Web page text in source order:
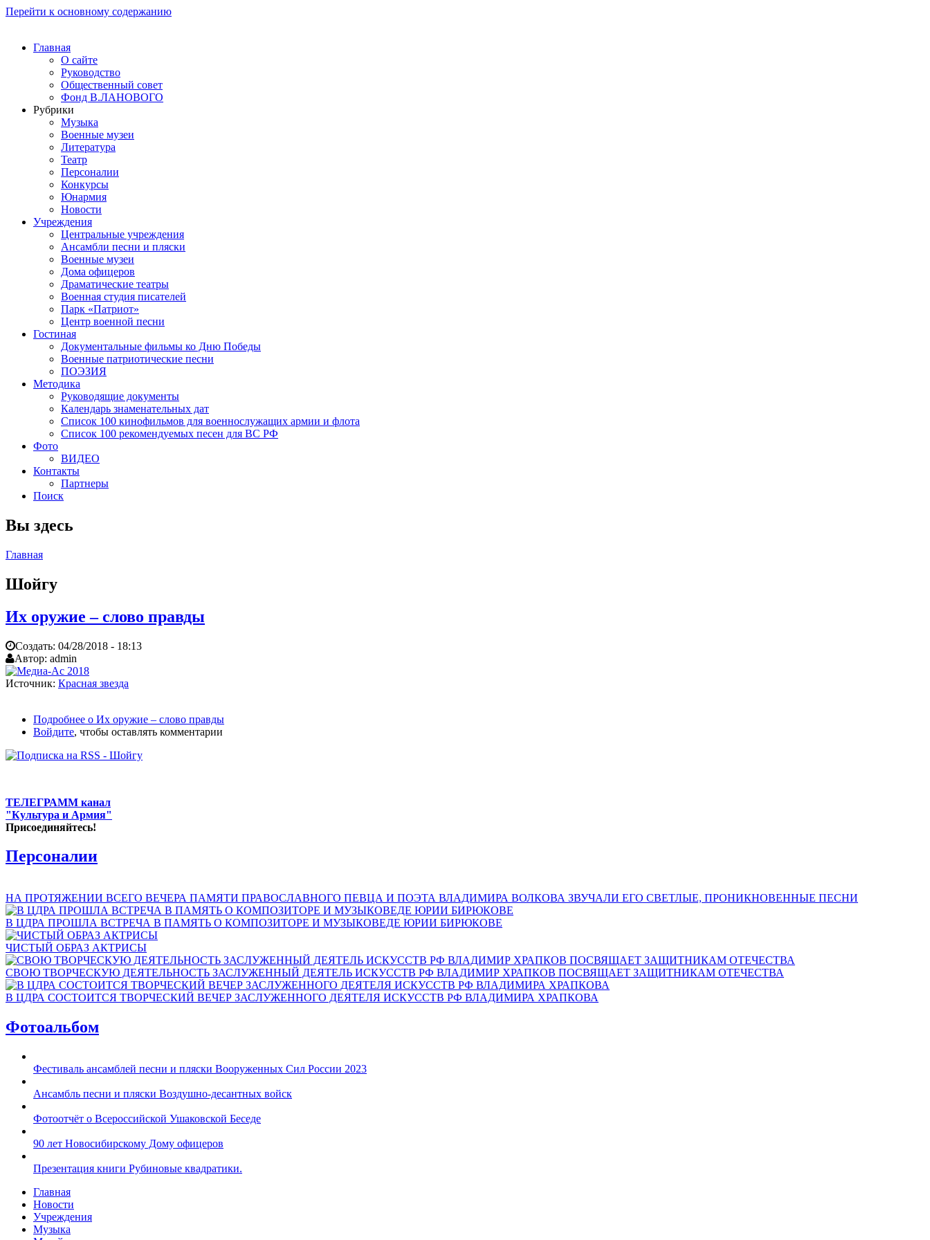
Перейти к основному содержанию
Главная
О сайте
Руководство
Общественный совет
Фонд В.ЛАНОВОГО
Рубрики
Музыка
Военные музеи
Литература
Театр
Персоналии
Конкурсы
Юнармия
Новости
Учреждения
Центральные учреждения
Ансамбли песни и пляски
Военные музеи
Дома офицеров
Драматические театры
Военная студия писателей
Парк «Патриот»
Центр военной песни
Гостиная
Документальные фильмы ко Дню Победы
Военные патриотические песни
ПОЭЗИЯ
Методика
Руководящие документы
Календарь знаменательных дат
Список 100 кинофильмов для военнослужащих армии и флота
Список 100 рекомендуемых песен для ВС РФ
Фото
ВИДЕО
Контакты
Партнеры
Поиск
Вы здесь
Главная
Шойгу
Их оружие – слово правды
Создать: 04/28/2018 - 18:13
Автор: admin
Источник: Красная звезда
Подробнее о Их оружие – слово правды
Войдите, чтобы оставлять комментарии
ТЕЛЕГРАММ канал
"Культура и Армия"
Присоединяйтесь!
Персоналии
НА ПРОТЯЖЕНИИ ВСЕГО ВЕЧЕРА ПАМЯТИ ПРАВОСЛАВНОГО ПЕВЦА И ПОЭТА ВЛАДИМИРА ВОЛКОВА ЗВУЧАЛИ ЕГО СВЕТЛЫЕ, ПРОНИКНОВЕННЫЕ ПЕСНИ
В ЦДРА ПРОШЛА ВСТРЕЧА В ПАМЯТЬ О КОМПОЗИТОРЕ И МУЗЫКОВЕДЕ ЮРИИ БИРЮКОВЕ
ЧИСТЫЙ ОБРАЗ АКТРИСЫ
СВОЮ ТВОРЧЕСКУЮ ДЕЯТЕЛЬНОСТЬ ЗАСЛУЖЕННЫЙ ДЕЯТЕЛЬ ИСКУССТВ РФ ВЛАДИМИР ХРАПКОВ ПОСВЯЩАЕТ ЗАЩИТНИКАМ ОТЕЧЕСТВА
В ЦДРА СОСТОИТСЯ ТВОРЧЕСКИЙ ВЕЧЕР ЗАСЛУЖЕННОГО ДЕЯТЕЛЯ ИСКУССТВ РФ ВЛАДИМИРА ХРАПКОВА
Фотоальбом
Фестиваль ансамблей песни и пляски Вооруженных Сил России 2023
Ансамбль песни и пляски Воздушно-десантных войск
Фотоотчёт о Всероссийской Ушаковской Беседе
90 лет Новосибирскому Дому офицеров
Презентация книги Рубиновые квадратики.
Главная
Новости
Учреждения
Музыка